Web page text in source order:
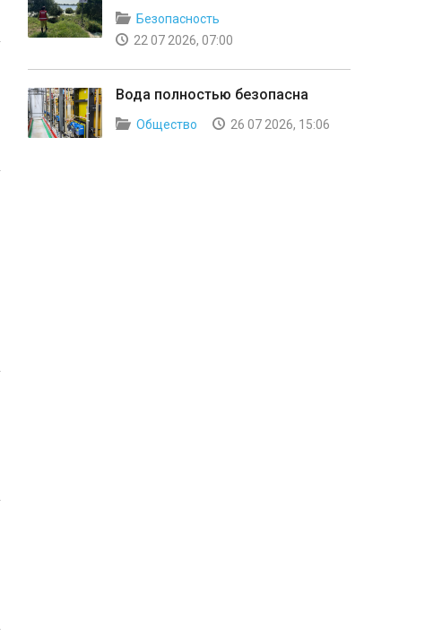
Безопасность
22 07 2026, 07:00
Вода полностью безопасна
Общество 26 07 2026, 15:06